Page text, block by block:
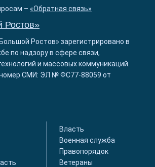
– «Обратная связь»
Ростов» зарегистрировано в
по надзору в сфере связи,
и массовых коммуникаций.
СМИ: ЭЛ № ФС77-88059 от
Власть
Военная служба
Правопорядок
Ветераны